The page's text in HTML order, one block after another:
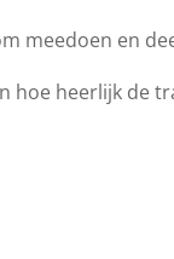
meedoen en
hoe heerlijk de